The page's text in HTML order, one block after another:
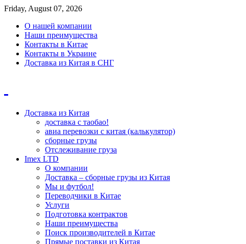
Friday, August 07, 2026
О нашей компании
Наши преимущества
Контакты в Китае
Контакты в Украине
Доставка из Китая в СНГ
Доставка из Китая
доставка с таобао!
авиа перевозки с китая (калькулятор)
сборные грузы
Отслеживание груза
Imex LTD
О компании
Доставка – сборные грузы из Китая
Мы и футбол!
Переводчики в Китае
Услуги
Подготовка контрактов
Наши преимущества
Поиск производителей в Китае
Прямые поставки из Китая